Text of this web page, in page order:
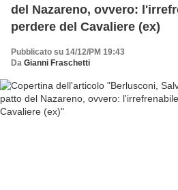
del Nazareno, ovvero:
perdere del Cavaliere (ex)
Pubblicato su 14/12/PM 19:43
Da Gianni Fraschetti